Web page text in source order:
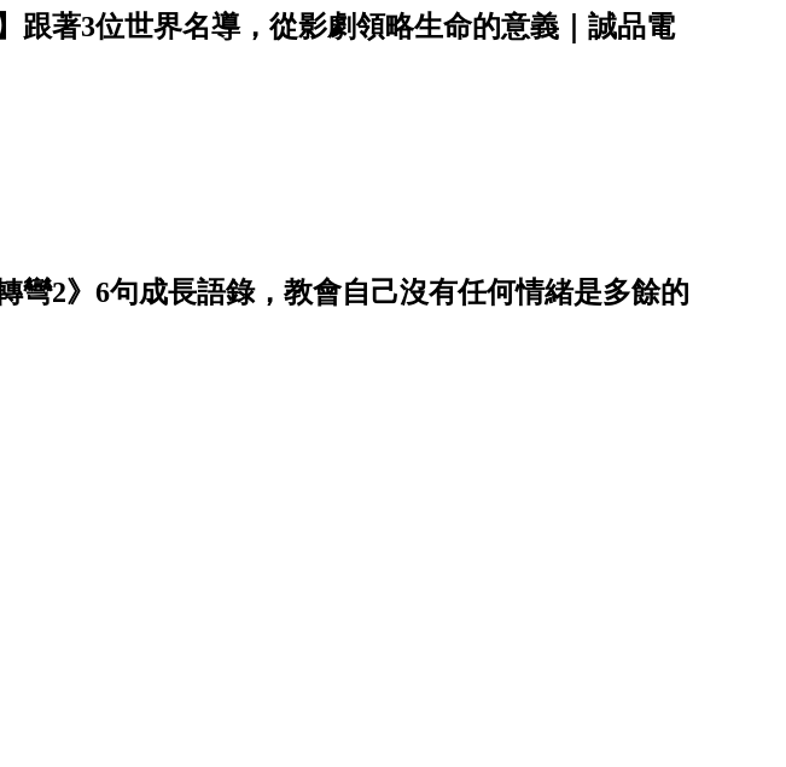
跟著3位世界名導，從影劇領略生命的意義｜誠品電
彎2》6句成長語錄，教會自己沒有任何情緒是多餘的